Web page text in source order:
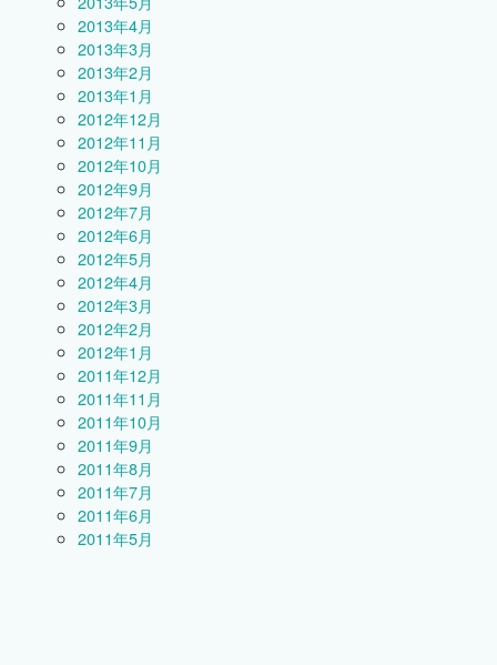
2013年4月
2013年3月
2013年2月
2013年1月
2012年12月
2012年11月
2012年10月
2012年9月
2012年7月
2012年6月
2012年5月
2012年4月
2012年3月
2012年2月
2012年1月
2011年12月
2011年11月
2011年10月
2011年9月
2011年8月
2011年7月
2011年6月
2011年5月